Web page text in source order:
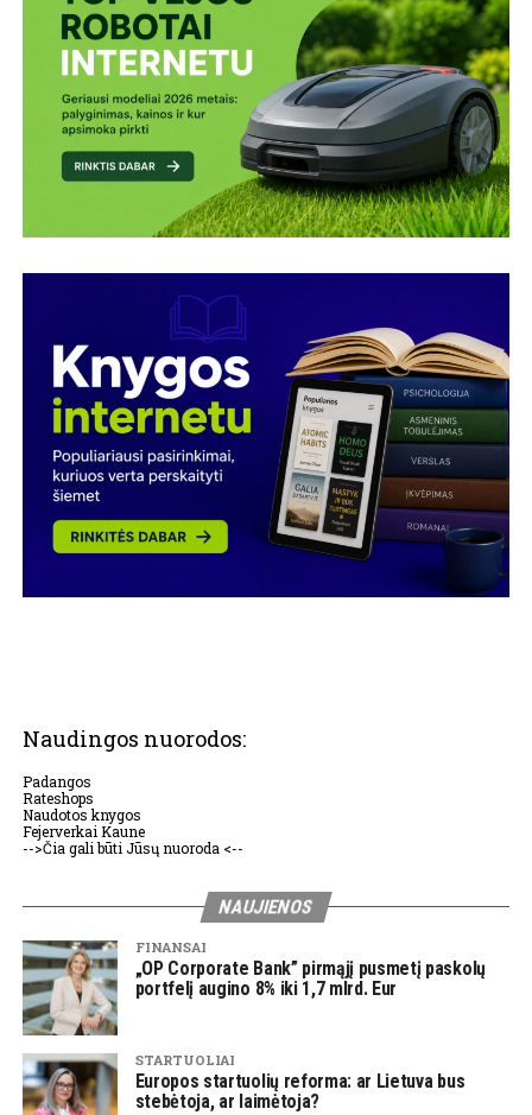
Naudingos nuorodos:
Padangos
Rateshops
Naudotos knygos
Fejerverkai Kaune
-->Čia gali būti Jūsų nuoroda <--
NAUJIENOS
FINANSAI
„OP Corporate Bank” pirmąjį pusmetį paskolų
portfelį augino 8% iki 1,7 mlrd. Eur
STARTUOLIAI
Europos startuolių reforma: ar Lietuva bus
stebėtoja, ar laimėtoja?